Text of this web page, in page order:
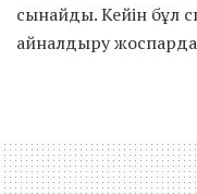
сынайды. Кейін бұл
айналдыру